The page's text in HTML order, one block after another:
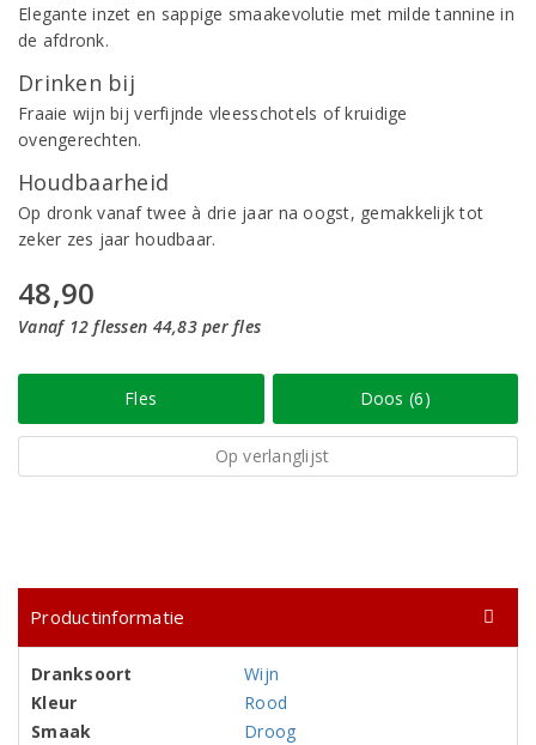
Elegante inzet en sappige smaakevolutie met milde tannine in
de afdronk.
Drinken bij
Fraaie wijn bij verfijnde vleesschotels of kruidige
ovengerechten.
Houdbaarheid
Op dronk vanaf twee à drie jaar na oogst, gemakkelijk tot
zeker zes jaar houdbaar.
48,90
Vanaf 12 flessen 44,83 per fles
Fles Doos (6)
Op verlanglijst
Productinformatie
Dranksoort
Wijn
Kleur
Rood
Smaak
Droog